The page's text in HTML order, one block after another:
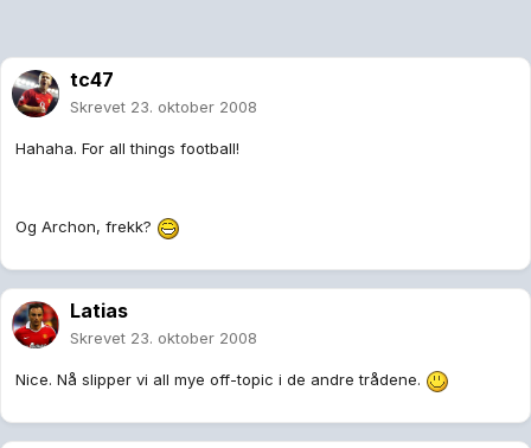
tc47
Skrevet 23. oktober 2008
Hahaha. For all things football!
Og Archon, frekk?
Latias
Skrevet 23. oktober 2008
Nice. Nå slipper vi all mye off-topic i de andre trådene.